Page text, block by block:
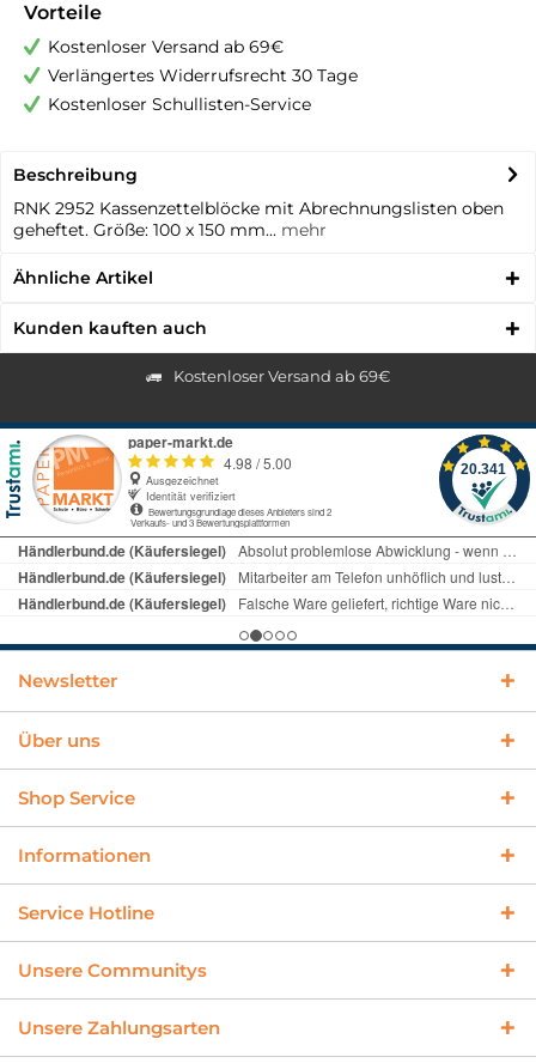
Vorteile
Kostenloser Versand ab 69€
Verlängertes Widerrufsrecht 30 Tage
Kostenloser Schullisten-Service
Beschreibung
RNK 2952 Kassenzettelblöcke mit Abrechnungslisten oben
geheftet. Größe: 100 x 150 mm... mehr
Ähnliche Artikel
Kunden kauften auch
Kostenloser Versand ab 69€
Newsletter
Über uns
Shop Service
Informationen
Service Hotline
Unsere Communitys
Unsere Zahlungsarten